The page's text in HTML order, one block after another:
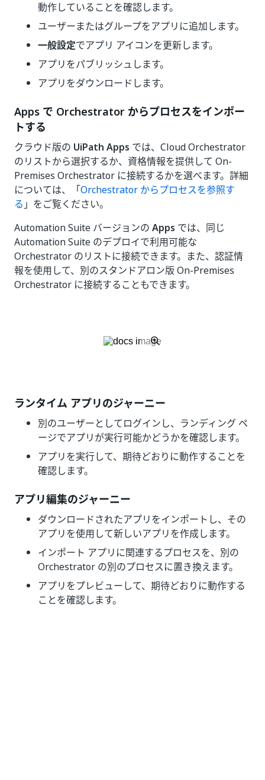
動作していることを確認します。
ユーザーまたはグループをアプリに追加します。
一般設定でアプリ アイコンを更新します。
アプリをパブリッシュします。
アプリをダウンロードします。
Apps で Orchestrator からプロセスをインポー
トする
クラウド版の UiPath Apps では、Cloud Orchestrator
のリストから選択するか、資格情報を提供して On-
Premises Orchestrator に接続するかを選べます。詳細
については、「Orchestrator からプロセスを参照す
る 」をご覧ください。
Automation Suite バージョンの Apps では、同じ
Automation Suite のデプロイで利用可能な
Orchestrator のリストに接続できます。また、認証情
報を使用して、別のスタンドアロン版 On-Premises
Orchestrator に接続することもできます。
ランタイム アプリのジャーニー
別のユーザーとしてログインし、ランディング ペ
ージでアプリが実行可能かどうかを確認します。
アプリを実行して、期待どおりに動作することを
確認します。
アプリ編集のジャーニー
ダウンロードされたアプリをインポートし、その
アプリを使用して新しいアプリを作成します。
インポート アプリに関連するプロセスを、別の
Orchestrator の別のプロセスに置き換えます。
アプリをプレビューして、期待どおりに動作する
ことを確認します。